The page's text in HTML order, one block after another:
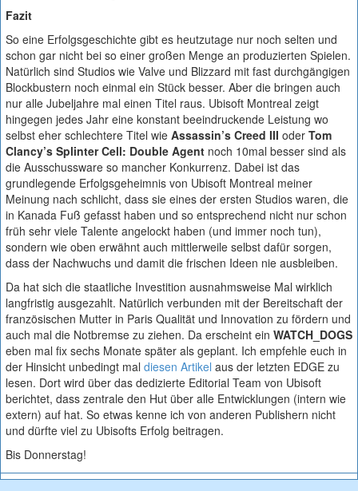
Fazit
So eine Erfolgsgeschichte gibt es heutzutage nur noch selten und
schon gar nicht bei so einer großen Menge an produzierten Spielen.
Natürlich sind Studios wie Valve und Blizzard mit fast durchgängigen
Blockbustern noch einmal ein Stück besser. Aber die bringen auch
nur alle Jubeljahre mal einen Titel raus. Ubisoft Montreal zeigt
hingegen jedes Jahr eine konstant beeindruckende Leistung wo
selbst eher schlechtere Titel wie Assassin’s Creed III oder Tom
Clancy’s Splinter Cell: Double Agent noch 10mal besser sind als
die Ausschussware so mancher Konkurrenz. Dabei ist das
grundlegende Erfolgsgeheimnis von Ubisoft Montreal meiner
Meinung nach schlicht, dass sie eines der ersten Studios waren, die
in Kanada Fuß gefasst haben und so entsprechend nicht nur schon
früh sehr viele Talente angelockt haben (und immer noch tun),
sondern wie oben erwähnt auch mittlerweile selbst dafür sorgen,
dass der Nachwuchs und damit die frischen Ideen nie ausbleiben.
Da hat sich die staatliche Investition ausnahmsweise Mal wirklich
langfristig ausgezahlt. Natürlich verbunden mit der Bereitschaft der
französischen Mutter in Paris Qualität und Innovation zu fördern und
auch mal die Notbremse zu ziehen. Da erscheint ein WATCH_DOGS
eben mal fix sechs Monate später als geplant. Ich empfehle euch in
der Hinsicht unbedingt mal diesen Artikel aus der letzten EDGE zu
lesen. Dort wird über das dedizierte Editorial Team von Ubisoft
berichtet, dass zentrale den Hut über alle Entwicklungen (intern wie
extern) auf hat. So etwas kenne ich von anderen Publishern nicht
und dürfte viel zu Ubisofts Erfolg beitragen.
Bis Donnerstag!